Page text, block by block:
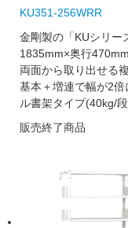
KU351-256WRR
金剛製の「KUシリー
1835mm×奥行470mm
両面から取り出せる
基本＋増連で幅が2
ル書架タイプ(40kg/
販売終了商品